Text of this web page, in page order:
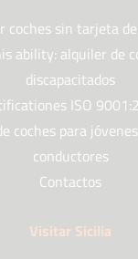
coches sin tarjeta
ability: alquiler de
discapacitados
ISO
coches para
conductores
Contactos
Visitar Sicilia